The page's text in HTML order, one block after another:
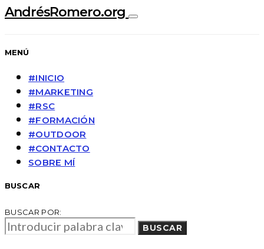
AndrésRomero.org
MENÚ
#INICIO
#MARKETING
#RSC
#FORMACIÓN
#OUTDOOR
#CONTACTO
SOBRE MÍ
BUSCAR
BUSCAR POR:
BUSCAR